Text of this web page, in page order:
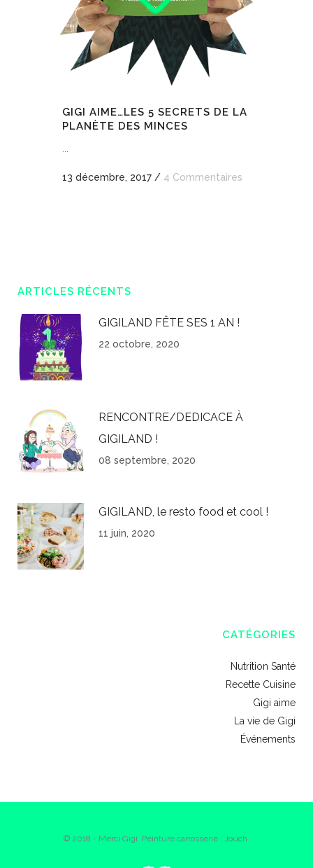
GIGI AIME…LES 5 SECRETS DE LA
PLANÈTE DES MINCES
13 décembre, 2017 / 4 Commentaires
ARTICLES RÉCENTS
GIGILAND FÊTE SES 1 AN !
22 octobre, 2020
RENCONTRE/DEDICACE À
GIGILAND !
08 septembre, 2020
GIGILAND, le resto food et cool !
11 juin, 2020
CATÉGORIES
Nutrition Santé
Recette Cuisine
Gigi aime
La vie de Gigi
Événements
© 2018 - Merci Gigi. Peinture carrosserie : Jouch.